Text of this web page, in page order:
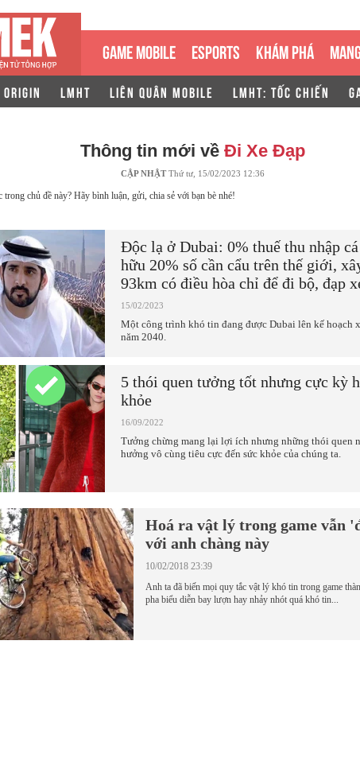
GAME MOBILE ESPORTS KHÁM PHÁ
LMHT LIÊN QUÂN MOBILE LMHT: TỐC CHIẾN
Thông tin mới về Đi Xe Đạp
CẬP NHẬTThứ tư, 15/02/2023 12:36
trong chủ đề này? Hãy bình luận, gửi, chia sẻ với bạn bè nhé!
Độc lạ ở Dubai: 0% thuế thu nhập
hữu 20% số cần cẩu trên thế giới,
93km có điều hòa chỉ để đi bộ, đạp
15/02/2023
Một công trình khó tin đang được Dubai lên kế hoạch
năm 2040.
5 thói quen tưởng tốt nhưng cực kỳ
khỏe
16/09/2022
Tưởng chừng mang lại lợi ích nhưng những thói quen
hưởng vô cùng tiêu cực đến sức khỏe của chúng ta.
Hoá ra vật lý trong game vẫn
với anh chàng này
10/02/2018 23:39
Anh ta đã biến mọi quy tắc vật lý khó tin trong game
pha biểu diễn bay lượn hay nhảy nhót quá khó tin...